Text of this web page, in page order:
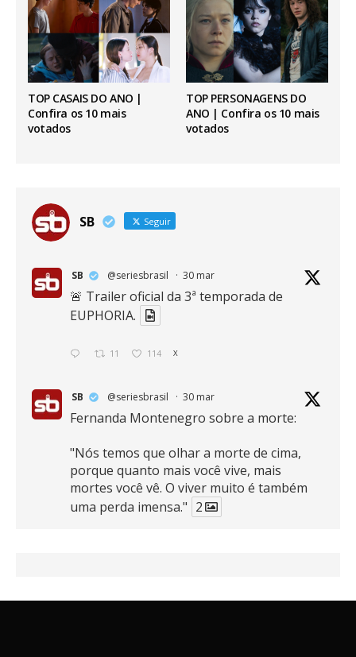
TOP CASAIS DO ANO |
Confira os 10 mais
votados
TOP PERSONAGENS DO
ANO | Confira os 10 mais
votados
SB Seguir
SB @seriesbrasil · 30 mar
🚨 Trailer oficial da 3ª temporada de
EUPHORIA.
11 114 X
SB @seriesbrasil · 30 mar
Fernanda Montenegro sobre a morte:
"Nós temos que olhar a morte de cima,
porque quanto mais você vive, mais
mortes você vê. O viver muito é também
uma perda imensa." 2